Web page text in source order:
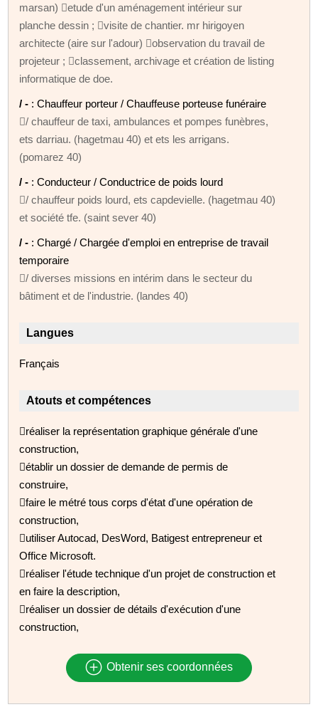
marsan) etude d'un aménagement intérieur sur
planche dessin ; visite de chantier. mr hirigoyen
architecte (aire sur l'adour) observation du travail de
projeteur ; classement, archivage et création de listing
informatique de doe.
/ - : Chauffeur porteur / Chauffeuse porteuse funéraire
/ chauffeur de taxi, ambulances et pompes funèbres,
ets darriau. (hagetmau 40) et ets les arrigans.
(pomarez 40)
/ - : Conducteur / Conductrice de poids lourd
/ chauffeur poids lourd, ets capdevielle. (hagetmau 40)
et société tfe. (saint sever 40)
/ - : Chargé / Chargée d'emploi en entreprise de travail
temporaire
/ diverses missions en intérim dans le secteur du
bâtiment et de l'industrie. (landes 40)
Langues
Français
Atouts et compétences
réaliser la représentation graphique générale d'une
construction,
établir un dossier de demande de permis de
construire,
faire le métré tous corps d'état d'une opération de
construction,
utiliser Autocad, DesWord, Batigest entrepreneur et
Office Microsoft.
réaliser l'étude technique d'un projet de construction et
en faire la description,
réaliser un dossier de détails d'exécution d'une
construction,
Obtenir ses coordonnées